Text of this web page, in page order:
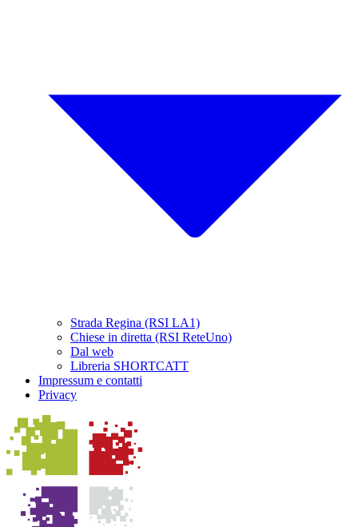
Strada Regina (RSI LA1)
Chiese in diretta (RSI ReteUno)
Dal web
Libreria SHORTCATT
Impressum e contatti
Privacy